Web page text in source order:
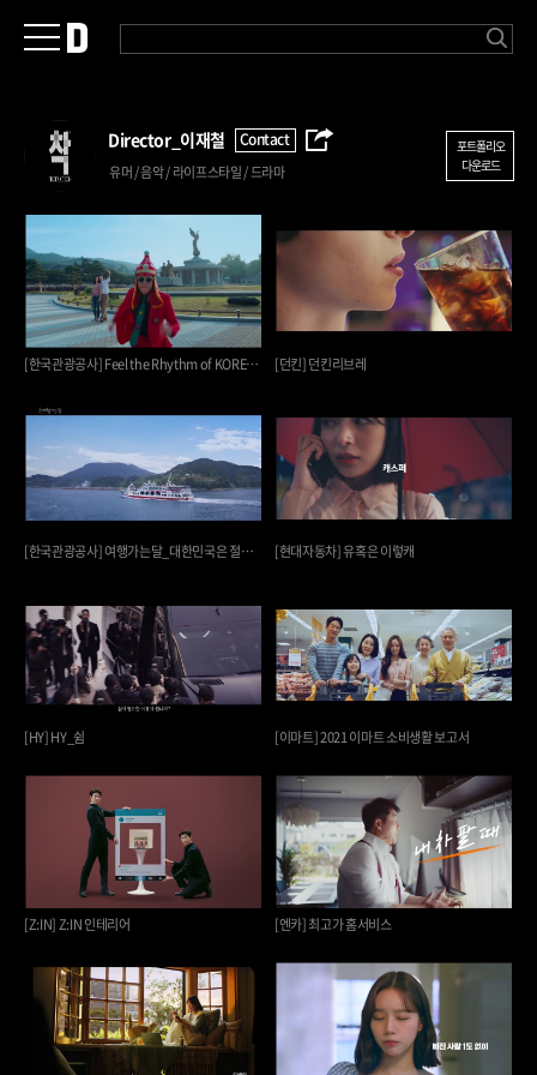
Director_ 이재철 Contact
유머 / 음악 / 라이프스타일 / 드라마
포트폴리오
다운로드
[한국관광공사] Feel the Rhythm of KOREA_SEOUL [던킨] 던킨리브레
[한국관광공사] 여행가는달_대한민국은 절찬여행중 [현대자동차] 유혹은 이렇캐
[HY] HY_쉼 [이마트] 2021 이마트 소비생활 보고서
[Z:IN] Z:IN 인테리어 [엔카] 최고가 홈서비스